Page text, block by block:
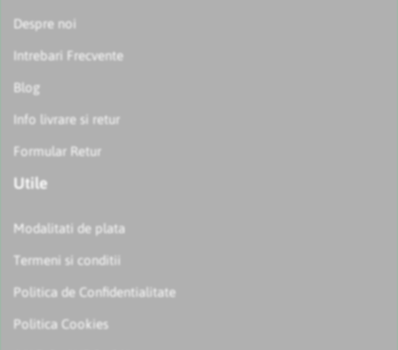
Despre noi
Intrebari Frecvente
Blog
Info livrare si retur
Formular Retur
Utile
Modalitati de plata
Termeni si conditii
Politica de Confidentialitate
Politica Cookies